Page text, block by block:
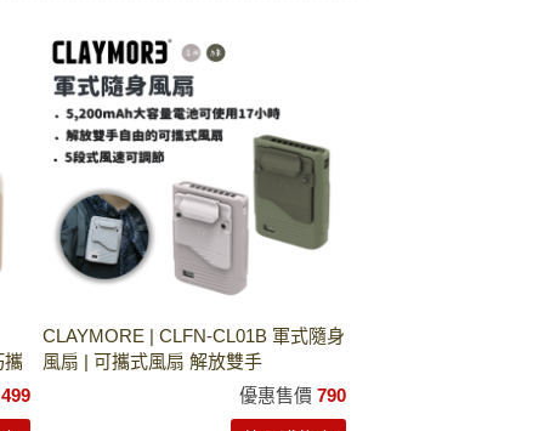
攜
499
CLAYMORE | CLFN-CL01B 軍式隨身
風扇 | 可攜式風扇 解放雙手
優惠售價 790